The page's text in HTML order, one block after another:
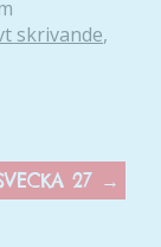
skrivande,
27 →